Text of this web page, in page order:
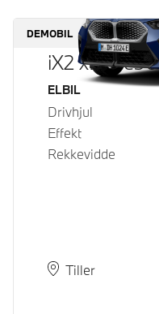
DEMOBIL
iX2 xDrive30
Drivstoff
ELBIL
Drivhjul
Effekt
Rekkevidde
PlassTiller
Leveringstid